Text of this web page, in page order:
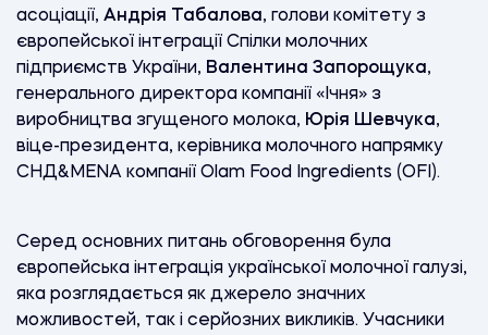
асоціації, Андрія Табалова, голови комітету з
європейської інтеграції Спілки молочних
підприємств України, Валентина Запорощука,
генерального директора компанії «Ічня» з
виробництва згущеного молока, Юрія Шевчука,
віце-президента, керівника молочного напрямку
СНД&MENA компанії Olam Food Ingredients (OFI).
Серед основних питань обговорення була
європейська інтеграція української молочної галузі,
яка розглядається як джерело значних
можливостей, так і серйозних викликів. Учасники